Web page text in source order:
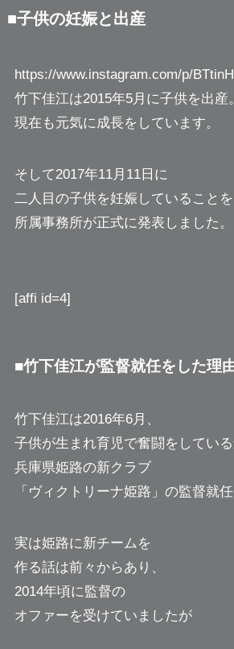
■子供の妊娠と出産
https://www.instagram.com/p/
竹下佳江は2015年5月に子供を出産。
現在も元気に成長をしています。
そして2017年11月11日に
二人目の子供を妊娠していることを
所属事務所が正式に発表しました。
[affi id=4]
■竹下佳江が監督就任をした理
竹下佳江は2016年6月、
子供が生まれ育児で奮闘をしてい
兵庫県姫路の新クラブ
「ヴィクトリーナ姫路」の監督就任
実は姫路に新チームを
作る話は前々からあり、
2014年頃に監督の
オファーを受けていましたが